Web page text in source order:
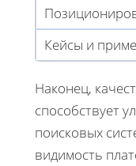
Кейсы и
Наконец,
способствует
поисковых
видимость